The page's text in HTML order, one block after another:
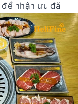
để nhận ưu đãi